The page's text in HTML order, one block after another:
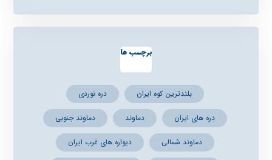
برچسب ها
بلندترین کوه ایران دره نوردی
دره های ایران دماوند دماوند جنوبی
دماوند شمالی دیواره های غرب ایران